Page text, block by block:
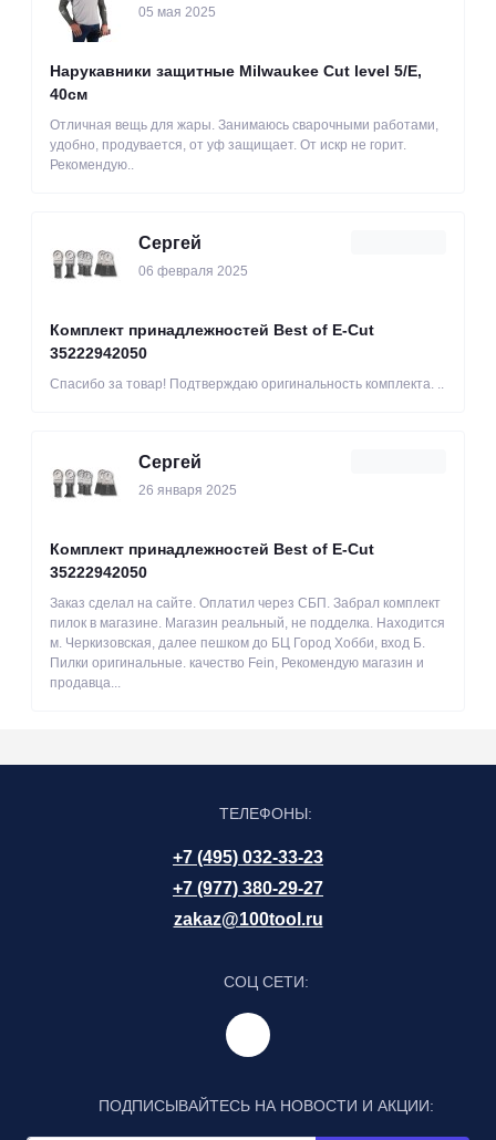
05 мая 2025
Нарукавники защитные Milwaukee Cut level 5/Е,
40см
Отличная вещь для жары. Занимаюсь сварочными работами,
удобно, продувается, от уф защищает. От искр не горит.
Рекомендую..
Сергей
06 февраля 2025
Комплект принадлежностей Best of E-Cut
35222942050
Спасибо за товар! Подтверждаю оригинальность комплекта. ..
Сергей
26 января 2025
Комплект принадлежностей Best of E-Cut
35222942050
Заказ сделал на сайте. Оплатил через СБП. Забрал комплект
пилок в магазине. Магазин реальный, не подделка. Находится
м. Черкизовская, далее пешком до БЦ Город Хобби, вход Б.
Пилки оригинальные. качество Fein, Рекомендую магазин и
продавца...
ТЕЛЕФОНЫ:
+7 (495) 032-33-23
+7 (977) 380-29-27
zakaz@100tool.ru
СОЦ СЕТИ:
ПОДПИСЫВАЙТЕСЬ НА НОВОСТИ И АКЦИИ: